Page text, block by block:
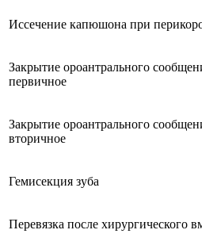
Иссечение капюшона при
Закрытие ороантрального
первичное
Закрытие ороантрального
вторичное
Гемисекция зуба
Перевязка после хирургического